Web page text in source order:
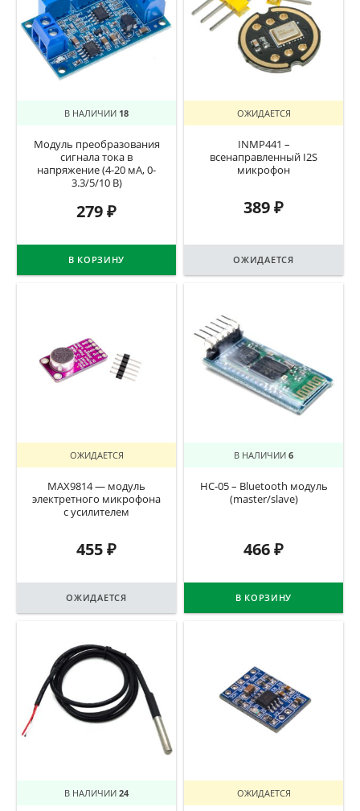
В НАЛИЧИИ 18
Модуль преобразования
сигнала тока в
напряжение (4-20 мА, 0-
3.3/5/10 В)
279₽
В КОРЗИНУ
ОЖИДАЕТСЯ
INMP441 –
всенаправленный I2S
микрофон
389₽
ОЖИДАЕТСЯ
ОЖИДАЕТСЯ
MAX9814 — модуль
электретного микрофона
с усилителем
455₽
ОЖИДАЕТСЯ
В НАЛИЧИИ 6
HC-05 – Bluetooth модуль
(master/slave)
466₽
В КОРЗИНУ
В НАЛИЧИИ 24 ОЖИДАЕТСЯ